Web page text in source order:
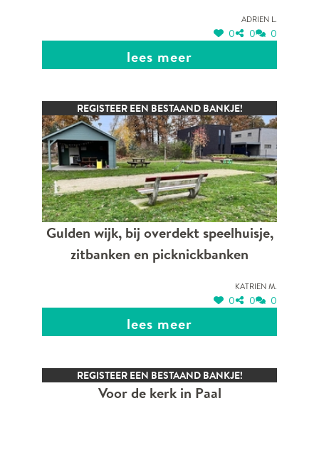
Adrien L.
0 0 0
lees meer
REGISTEER EEN BESTAAND BANKJE!
Gulden wijk, bij overdekt speelhuisje,
zitbanken en picknickbanken
Katrien M.
0 0 0
lees meer
REGISTEER EEN BESTAAND BANKJE!
Voor de kerk in Paal